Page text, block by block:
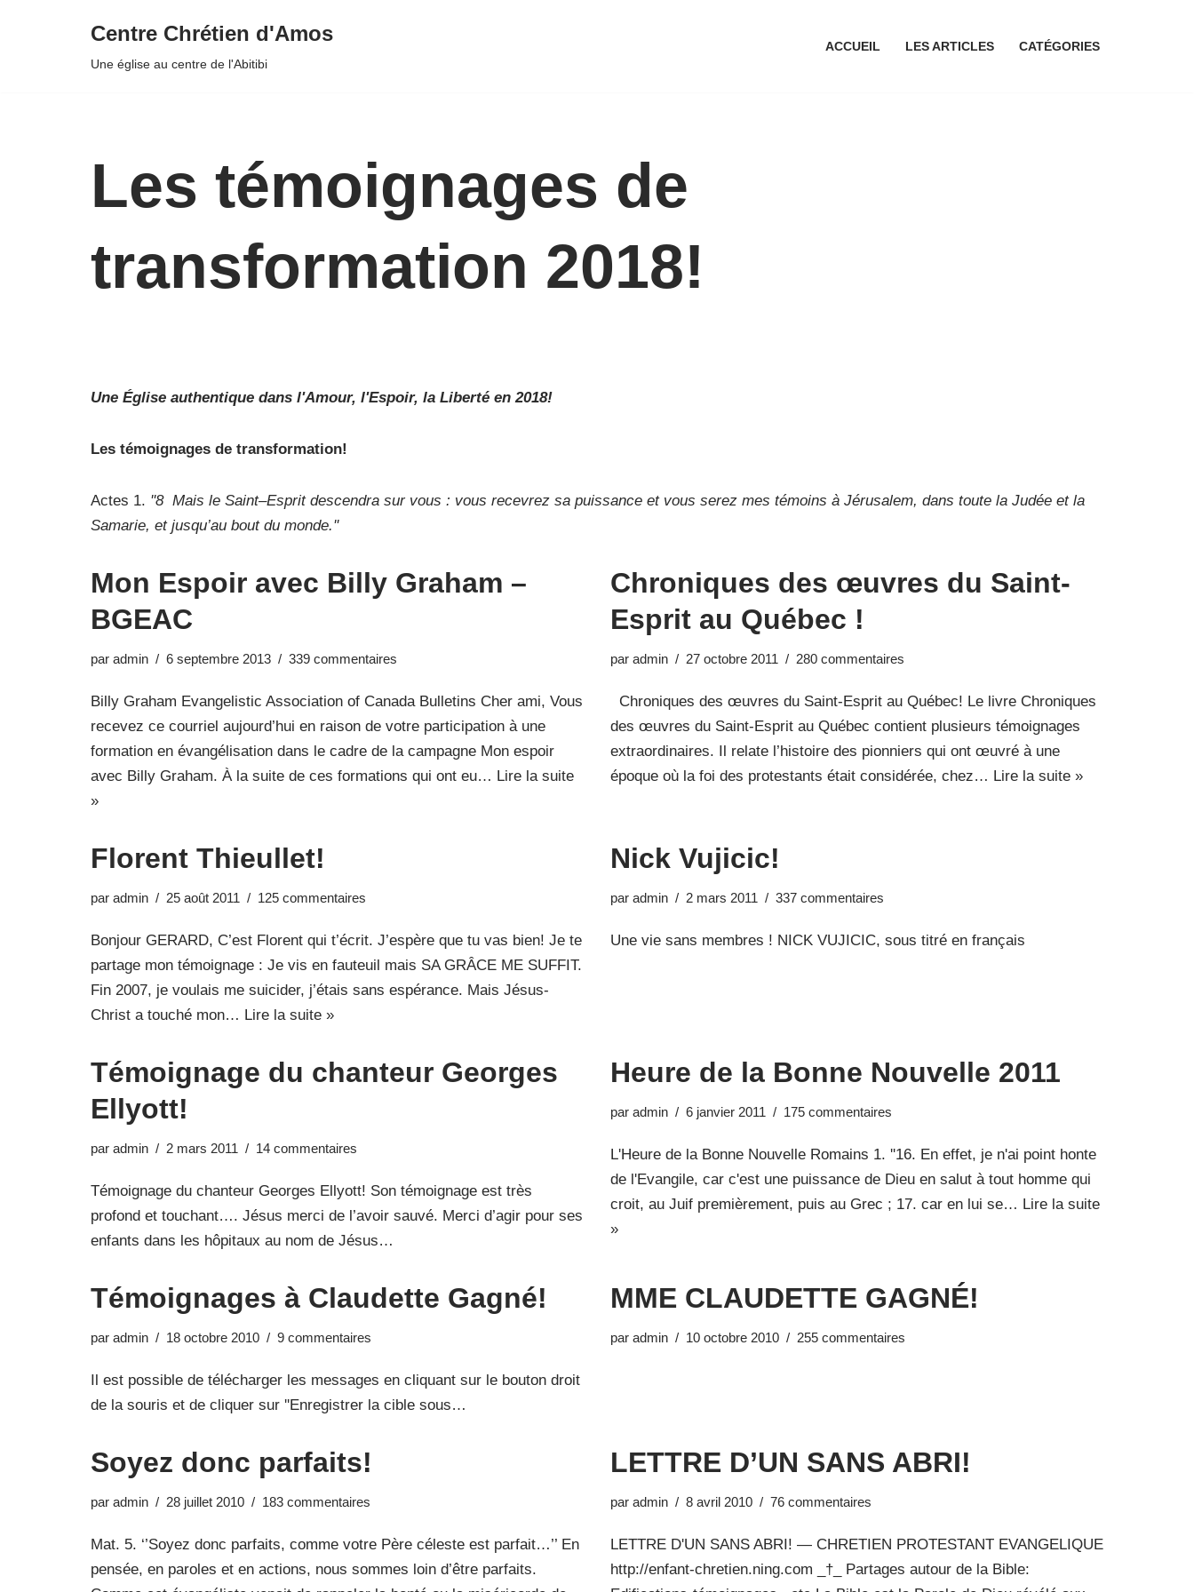
Centre Chrétien d'Amos
Une église au centre de l'Abitibi
ACCUEIL LES ARTICLES CATÉGORIES
Les témoignages de
transformation 2018!
Une Église authentique dans l'Amour, l'Espoir, la Liberté en 2018!
Les témoignages de transformation!
Actes 1. ''8 Mais le Saint–Esprit descendra sur vous : vous recevrez sa puissance et vous serez mes témoins à Jérusalem, dans toute la Judée et la
Samarie, et jusqu’au bout du monde.''
Mon Espoir avec Billy Graham –
BGEAC
par admin 6 septembre 2013 339 commentaires
Billy Graham Evangelist​ic Associatio​n of Canada Bulletins Cher ami, Vous
recevez ce courriel aujourd’hui en raison de votre participation à une
formation en évangélisation dans le cadre de la campagne Mon espoir
avec Billy Graham. À la suite de ces formations qui ont eu… Lire la suite
»
Chroniques des œuvres du Saint-
Esprit au Québec !
par admin 27 octobre 2011 280 commentaires
Chroniques des œuvres du Saint-Esprit au Québec! Le livre Chroniques
des œuvres du Saint-Esprit au Québec contient plusieurs témoignages
extraordinaires. Il relate l’histoire des pionniers qui ont œuvré à une
époque où la foi des protestants était considérée, chez… Lire la suite »
Florent Thieullet!
par admin 25 août 2011 125 commentaires
Bonjour GERARD, C’est Florent qui t’écrit. J’espère que tu vas bien! Je te
partage mon témoignage : Je vis en fauteuil mais SA GRÂCE ME SUFFIT.
Fin 2007, je voulais me suicider, j’étais sans espérance. Mais Jésus-
Christ a touché mon… Lire la suite »
Nick Vujicic!
par admin 2 mars 2011 337 commentaires
Une vie sans membres ! NICK VUJICIC, sous titré en français
Témoignage du chanteur Georges
Ellyott!
par admin 2 mars 2011 14 commentaires
Témoignage du chanteur Georges Ellyott! Son témoignage est très
profond et touchant…. Jésus merci de l’avoir sauvé. Merci d’agir pour ses
enfants dans les hôpitaux au nom de Jésus…
Heure de la Bonne Nouvelle 2011
par admin 6 janvier 2011 175 commentaires
L'Heure de la Bonne Nouvelle Romains 1. ''16. En effet, je n'ai point honte
de l'Evangile, car c'est une puissance de Dieu en salut à tout homme qui
croit, au Juif premièrement, puis au Grec ; 17. car en lui se… Lire la suite
»
Témoignages à Claudette Gagné!
par admin 18 octobre 2010 9 commentaires
Il est possible de télécharger les messages en cliquant sur le bouton droit
de la souris et de cliquer sur ''Enregistrer la cible sous…
MME CLAUDETTE GAGNÉ!
par admin 10 octobre 2010 255 commentaires
Soyez donc parfaits!
par admin 28 juillet 2010 183 commentaires
Mat. 5. ‘’Soyez donc parfaits, comme votre Père céleste est parfait…’’ En
pensée, en paroles et en actions, nous sommes loin d’être parfaits.
LETTRE D’UN SANS ABRI!
par admin 8 avril 2010 76 commentaires
LETTRE D'UN SANS ABRI! — CHRETIEN PROTESTANT EVANGELIQUE
http://enfant-chretien.ning.com _†_ Partages autour de la Bible: